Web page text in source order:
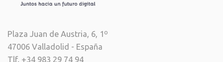
Plaza Juan de Austria, 6, 1º
47006 Valladolid - España
Tlf. +34 983 29 74 94